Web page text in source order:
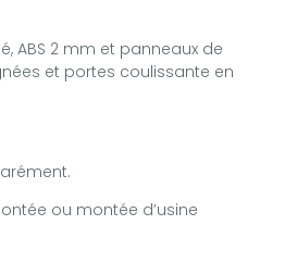
ABS 2 mm et panneaux de
et portes coulissante en
ou montée d’usine